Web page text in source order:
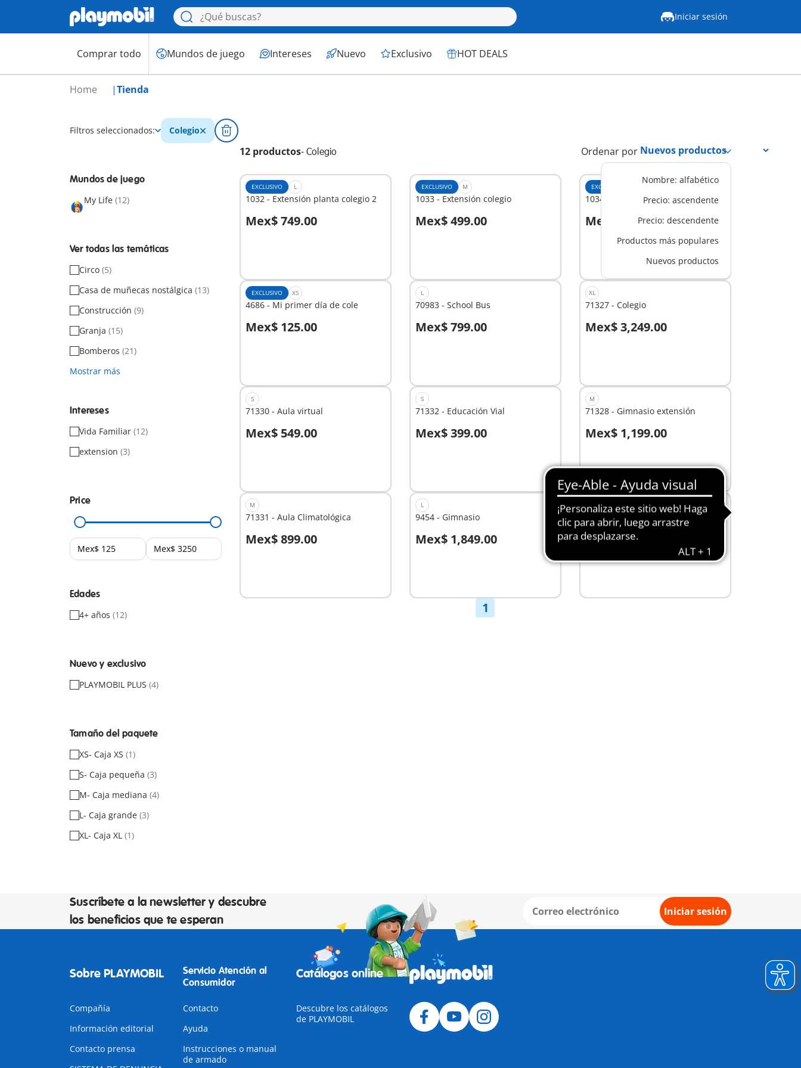
Iniciar sesión
Comprar todo Mundos de juego Intereses Nuevo Exclusivo HOT DEALS
Home Tienda
Filtros seleccionados: Colegio
12 productos- Colegio Ordenar por
Nombre: alfabético
Precio: ascendente
Precio: descendente
Productos más populares
Nuevos productos
Mundos de juego
My Life (12)
Ver todas las temáticas
Circo (5)
Casa de muñecas nostálgica (13)
Construcción (9)
Granja (15)
Bomberos (21)
Mostrar más
Intereses
Vida Familiar (12)
extension (3)
Price
Edades
4+ años (12)
Nuevo y exclusivo
PLAYMOBIL PLUS (4)
Tamaño del paquete
XS- Caja XS (1)
S- Caja pequeña (3)
M- Caja mediana (4)
L- Caja grande (3)
XL- Caja XL (1)
EXCLUSIVO L
1032 - Extensión planta colegio 2
Mex$ 749.00
A la cesta
EXCLUSIVO M
1033 - Extensión colegio
Mex$ 499.00
A la cesta
EXCLUSIVO
1034 - Aula de Historia
Mex$ 399.00
A la cesta
EXCLUSIVO XS
4686 - Mi primer día de cole
Mex$ 125.00
A la cesta
L
70983 - School Bus
Mex$ 799.00
A la cesta
XL
71327 - Colegio
Mex$ 3,249.00
A la cesta
S
71330 - Aula virtual
Mex$ 549.00
S
71332 - Educación Vial
Mex$ 399.00
A la cesta
M
71328 - Gimnasio extensión
Mex$ 1,199.00
A la cesta
M
71331 - Aula Climatológica
Mex$ 899.00
L
9454 - Gimnasio
Mex$ 1,849.00
A la cesta
S
9457 - Cantina
Mex$ 349.00
1
Suscríbete a la newsletter y descubre
los beneficios que te esperan
Iniciar sesión
Sobre PLAYMOBIL
Compañía
Información editorial
Contacto prensa
Servicio Atención al
Consumidor
Contacto
Ayuda
Instrucciones o manual
de armado
Catálogos online
Descubre los catálogos
de PLAYMOBIL